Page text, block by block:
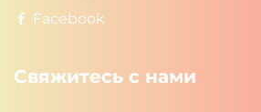
Facebook
Свяжитесь с нами